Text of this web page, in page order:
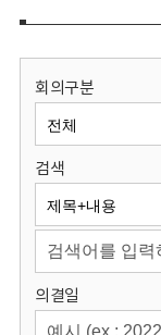
회의구분
검색
의결일